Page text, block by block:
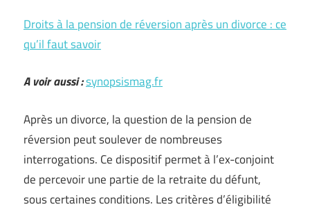
Droits à la pension de réversion après un divorce : ce
qu’il faut savoir
A voir aussi :synopsismag.fr
Après un divorce, la question de la pension de
réversion peut soulever de nombreuses
interrogations. Ce dispositif permet à l’ex-conjoint
de percevoir une partie de la retraite du défunt,
sous certaines conditions. Les critères d’éligibilité